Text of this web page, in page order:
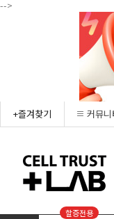
-->
+즐겨찾기 커뮤니
할증전용